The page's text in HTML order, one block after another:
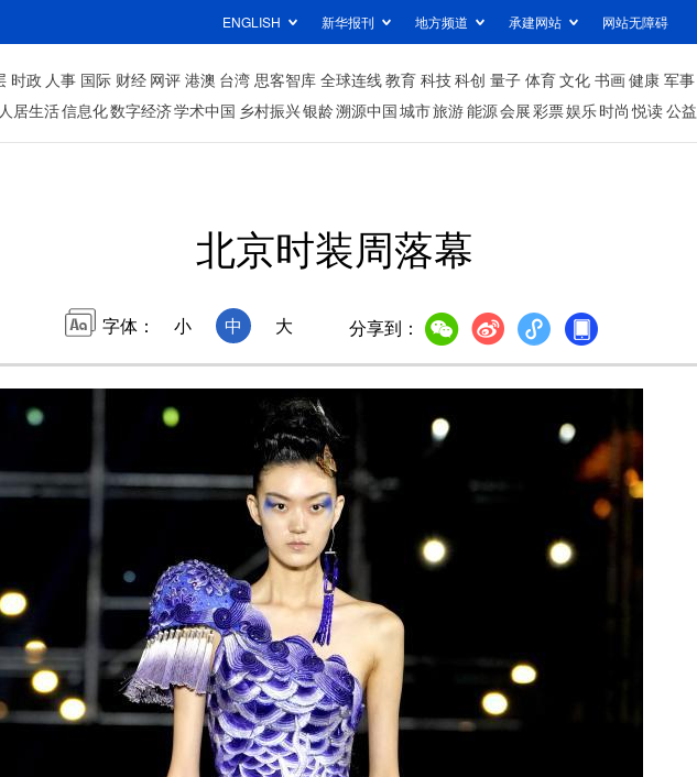
ENGLISH 新华报刊 地方频道 承建网站 网站无障碍
时政 人事 国际 财经 网评 港澳 台湾 思客智库 全球连线教育 科技科创 量子 体育文化 书画健康 军事
人居生活信息化数字经济学术中国 乡村振兴银龄溯源中国城市旅游能源会展彩票娱乐时尚 悦读公益
北京时装周落幕
字体： 小 中 大 分享到：